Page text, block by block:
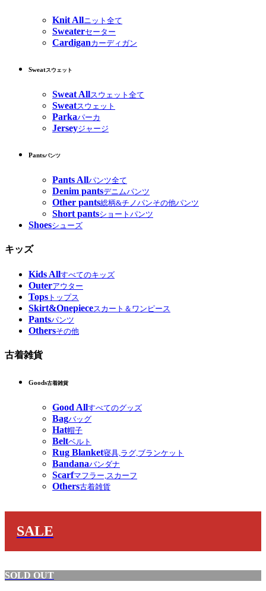
Knit Allニット全て
Sweaterセーター
Cardiganカーディガン
Sweatスウェット
Sweat Allスウェット全て
Sweatスウェット
Parkaパーカ
Jerseyジャージ
Pantsパンツ
Pants Allパンツ全て
Denim pantsデニムパンツ
Other pants総柄&チノパンその他パンツ
Short pantsショートパンツ
Shoesシューズ
キッズ
Kids Allすべてのキッズ
Outerアウター
Tops トップス
Skirt&Onepieceスカート＆ワンピース
Pantsパンツ
Othersその他
古着雑貨
Goods古着雑貨
Good Allすべてのグッズ
Bagバッグ
Hat帽子
Beltベルト
Rug Blanket寝具,ラグ,ブランケット
Bandanaバンダナ
Scarfマフラー,スカーフ
Others古着雑貨
SALE
SOLD OUT